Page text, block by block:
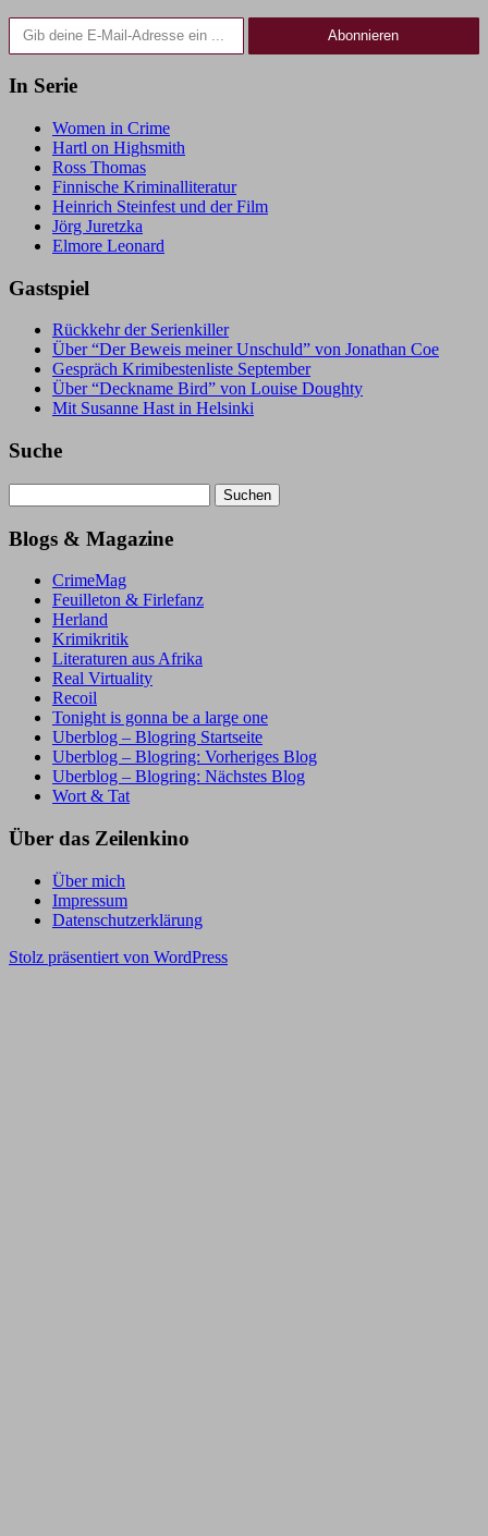
Gib deine E-Mail-Adresse ein ...
Abonnieren
In Serie
Women in Crime
Hartl on Highsmith
Ross Thomas
Finnische Kriminalliteratur
Heinrich Steinfest und der Film
Jörg Juretzka
Elmore Leonard
Gastspiel
Rückkehr der Serienkiller
Über “Der Beweis meiner Unschuld” von Jonathan Coe
Gespräch Krimibestenliste September
Über “Deckname Bird” von Louise Doughty
Mit Susanne Hast in Helsinki
Suche
nach:
Blogs & Magazine
CrimeMag
Feuilleton & Firlefanz
Herland
Krimikritik
Literaturen aus Afrika
Real Virtuality
Recoil
Tonight is gonna be a large one
Uberblog – Blogring Startseite
Uberblog – Blogring: Vorheriges Blog
Uberblog – Blogring: Nächstes Blog
Wort & Tat
Über das Zeilenkino
Über mich
Impressum
Datenschutzerklärung
Stolz präsentiert von WordPress